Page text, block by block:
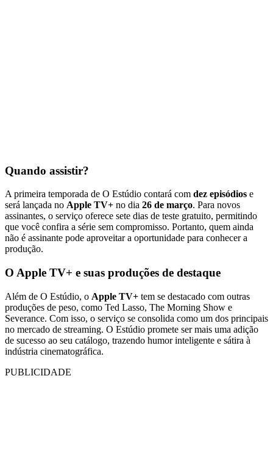
Quando assistir?
A primeira temporada de O Estúdio contará com dez episódios e
será lançada no Apple TV+ no dia 26 de março. Para novos
assinantes, o serviço oferece sete dias de teste gratuito, permitindo
que você confira a série sem compromisso. Portanto, quem ainda
não é assinante pode aproveitar a oportunidade para conhecer a
produção.
O Apple TV+ e suas produções de destaque
Além de O Estúdio, o Apple TV+ tem se destacado com outras
produções de peso, como Ted Lasso, The Morning Show e
Severance. Com isso, o serviço se consolida como um dos principais
no mercado de streaming. O Estúdio promete ser mais uma adição
de sucesso ao seu catálogo, trazendo humor inteligente e sátira à
indústria cinematográfica.
PUBLICIDADE